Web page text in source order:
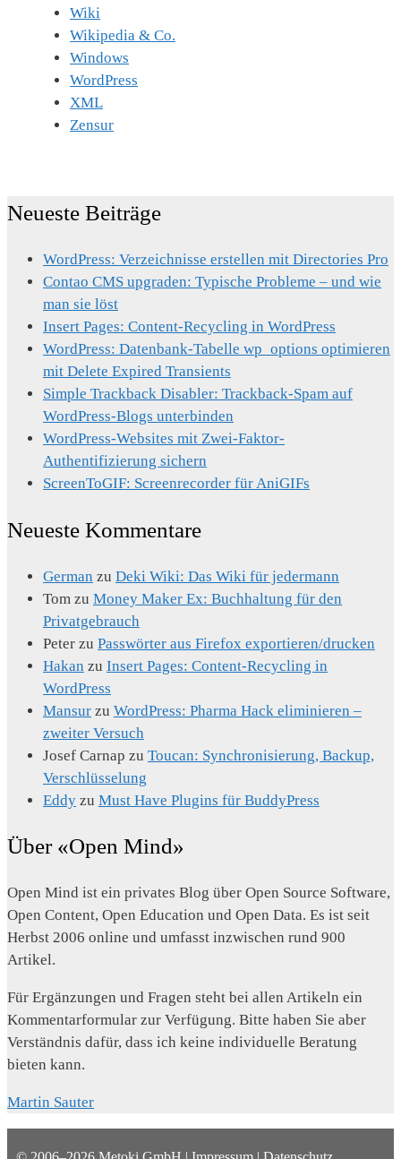
Wiki
Wikipedia & Co.
Windows
WordPress
XML
Zensur
Neueste Beiträge
WordPress: Verzeichnisse erstellen mit Directories Pro
Contao CMS upgraden: Typische Probleme – und wie
man sie löst
Insert Pages: Content-Recycling in WordPress
WordPress: Datenbank-Tabelle wp_options optimieren
mit Delete Expired Transients
Simple Trackback Disabler: Trackback-Spam auf
WordPress-Blogs unterbinden
WordPress-Websites mit Zwei-Faktor-
Authentifizierung sichern
ScreenToGIF: Screenrecorder für AniGIFs
Neueste Kommentare
German zu Deki Wiki: Das Wiki für jedermann
Tom zu Money Maker Ex: Buchhaltung für den
Privatgebrauch
Peter zu Passwörter aus Firefox exportieren/drucken
Hakan zu Insert Pages: Content-Recycling in
WordPress
Mansur zu WordPress: Pharma Hack eliminieren –
zweiter Versuch
Josef Carnap zu Toucan: Synchronisierung, Backup,
Verschlüsselung
Eddy zu Must Have Plugins für BuddyPress
Über «Open Mind»
Open Mind ist ein privates Blog über Open Source Software,
Open Content, Open Education und Open Data. Es ist seit
Herbst 2006 online und umfasst inzwischen rund 900
Artikel.
Für Ergänzungen und Fragen steht bei allen Artikeln ein
Kommentarformular zur Verfügung. Bitte haben Sie aber
Verständnis dafür, dass ich keine individuelle Beratung
bieten kann.
Martin Sauter